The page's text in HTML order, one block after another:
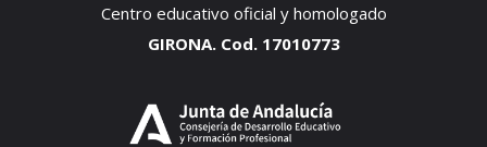
Centro educativo oficial y homologado
GIRONA. Cod. 17010773